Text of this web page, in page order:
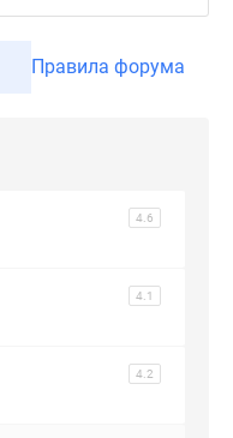
Правила форума
4.6
4.1
4.2